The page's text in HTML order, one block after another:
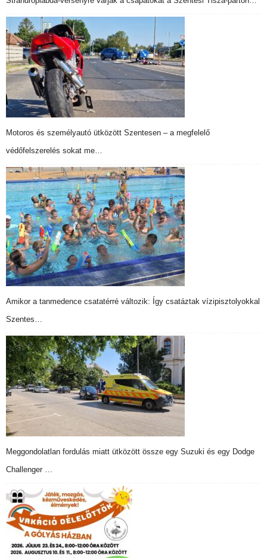
Motoros és személyautó ütközött Szentesen – a megfelelő
védőfelszerelés sokat me…
Amikor a tanmedence csatatérré változik: Így csatáztak vízipisztolyokkal
Szentes…
Meggondolatlan fordulás miatt ütközött össze egy Suzuki és egy Dodge
Challenger …